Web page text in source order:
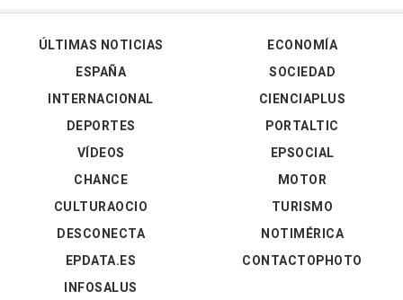
ÚLTIMAS NOTICIAS
ESPAÑA
INTERNACIONAL
DEPORTES
VÍDEOS
ECONOMÍA
SOCIEDAD
CIENCIAPLUS
PORTALTIC
EPSOCIAL
CHANCE
CULTURAOCIO
DESCONECTA
EPDATA.ES
INFOSALUS
MOTOR
TURISMO
NOTIMÉRICA
CONTACTOPHOTO